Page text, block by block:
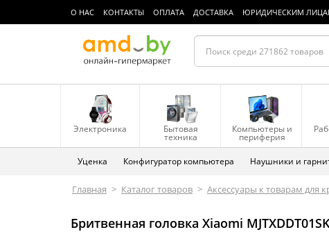
О НАС КОНТАКТЫ ОПЛАТА ДОСТАВКА ЮРИДИЧЕСКИМ
Электроника Бытовая
техника
Компьютеры и
периферия
Уценка Конфигуратор компьютера Наушники и
Главная > Каталог товаров > Аксессуары к товарам для
Бритвенная головка Xiaomi